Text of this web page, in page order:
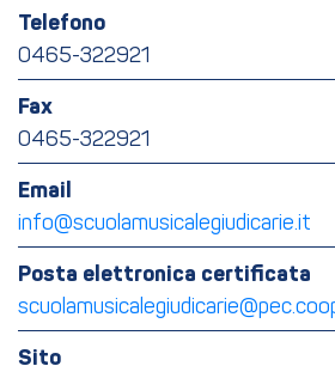
Telefono
0465-322921
Fax
0465-322921
Email
info@scuolamusicalegiudicarie.it
Posta elettronica certificata
Sito